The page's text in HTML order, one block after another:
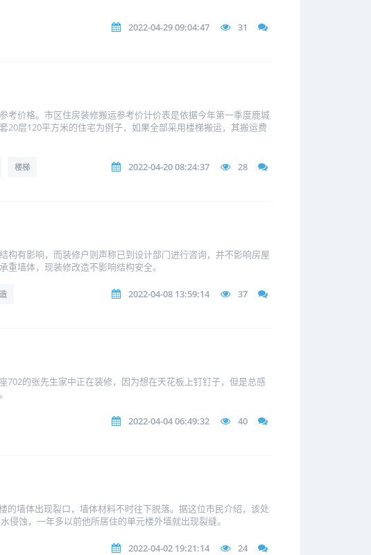
2022-04-29 09:04:47 31
考价格。市区住房装修搬运参考价计价表是依据今年第一季度鹿城
层120平方米的住宅为例子，如果全部采用楼梯搬运，其搬运费
楼梯 2022-04-20 08:24:37 28
有影响，而装修户则声称已到设计部门进行咨询，并不影响房屋
墙体，现装修改造不影响结构安全。
2022-04-08 13:59:14 37
的张先生家中正在装修，因为想在天花板上钉钉子，但是总感
2022-04-04 06:49:32 40
的墙体出现裂口，墙体材料不时往下脱落。据这位市民介绍，该处
蚀，一年多以前他所居住的单元楼外墙就出现裂缝。
2022-04-02 19:21:14 24